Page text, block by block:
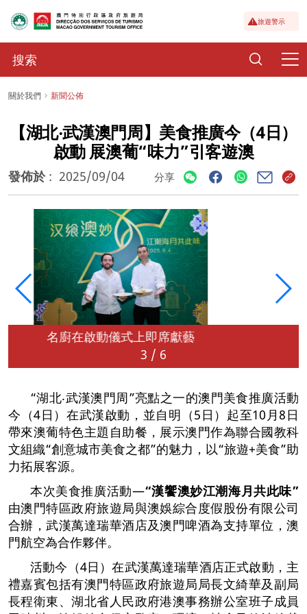
旅遊警示
關於我們 新聞公佈
【湖北‧武漢澳門周】美食推廣今（4日）
啟動 展澳葡“味力”引客遊澳
發佈於 : 2025/09/04 分享
名廚在啟動儀式上即席
3 / 6
“湖北‧武漢澳門周”亮點之一的澳門美食推廣活動
今（4日）在武漢啟動，並自明（5日）起至10月8日
帶來澳葡特色主題自助餐，展示澳門作為聯合國教科
文組織“創意城市美食之都”的魅力，以“旅遊+美食”助
力拓展客源。
本次美食推廣活動—“漢饗澳妙江潮海月共此味”
由澳門特區政府旅遊局與澳娛綜合度假股份有限公司
合辦，武漢萬達瑞華酒店及澳門啤酒為支持單位，澳
門航空為合作夥伴。
活動今（4日）在武漢萬達瑞華酒店正式啟動，主
禮嘉賓包括有澳門特區政府旅遊局局長文綺華及副局
長程衛東、湖北省人民政府港澳事務辦公室班子成員